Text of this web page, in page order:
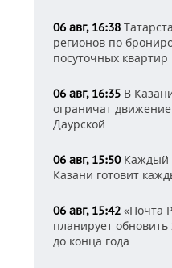
06 авг, 16:38
регионов по
посуточных квартир
06 авг, 16:35 В
ограничат
Даурской
06 авг, 15:50Каждый
Казани готовит
06 авг, 15:42 «Почта
планирует
до конца года